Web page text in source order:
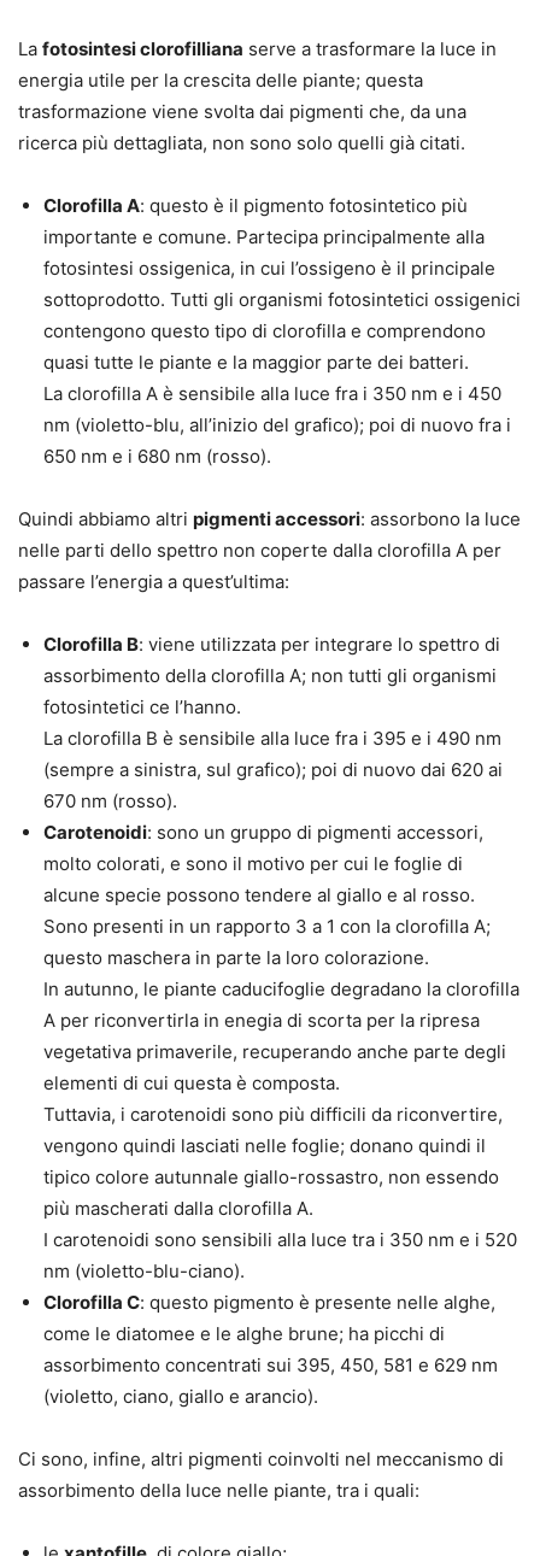
La fotosintesi clorofilliana serve a trasformare la luce in
energia utile per la crescita delle piante; questa
trasformazione viene svolta dai pigmenti che, da una
ricerca più dettagliata, non sono solo quelli già citati.
Clorofilla A: questo è il pigmento fotosintetico più
importante e comune. Partecipa principalmente alla
fotosintesi ossigenica, in cui l’ossigeno è il principale
sottoprodotto. Tutti gli organismi fotosintetici ossigenici
contengono questo tipo di clorofilla e comprendono
quasi tutte le piante e la maggior parte dei batteri.
La clorofilla A è sensibile alla luce fra i 350 nm e i 450
nm (violetto-blu, all’inizio del grafico); poi di nuovo fra i
650 nm e i 680 nm (rosso).
Quindi abbiamo altri pigmenti accessori: assorbono la luce
nelle parti dello spettro non coperte dalla clorofilla A per
passare l’energia a quest’ultima:
Clorofilla B: viene utilizzata per integrare lo spettro di
assorbimento della clorofilla A; non tutti gli organismi
fotosintetici ce l’hanno.
La clorofilla B è sensibile alla luce fra i 395 e i 490 nm
(sempre a sinistra, sul grafico); poi di nuovo dai 620 ai
670 nm (rosso).
Carotenoidi: sono un gruppo di pigmenti accessori,
molto colorati, e sono il motivo per cui le foglie di
alcune specie possono tendere al giallo e al rosso.
Sono presenti in un rapporto 3 a 1 con la clorofilla A;
questo maschera in parte la loro colorazione.
In autunno, le piante caducifoglie degradano la clorofilla
A per riconvertirla in enegia di scorta per la ripresa
vegetativa primaverile, recuperando anche parte degli
elementi di cui questa è composta.
Tuttavia, i carotenoidi sono più difficili da riconvertire,
vengono quindi lasciati nelle foglie; donano quindi il
tipico colore autunnale giallo-rossastro, non essendo
più mascherati dalla clorofilla A.
I carotenoidi sono sensibili alla luce tra i 350 nm e i 520
nm (violetto-blu-ciano).
Clorofilla C: questo pigmento è presente nelle alghe,
come le diatomee e le alghe brune; ha picchi di
assorbimento concentrati sui 395, 450, 581 e 629 nm
(violetto, ciano, giallo e arancio).
Ci sono, infine, altri pigmenti coinvolti nel meccanismo di
assorbimento della luce nelle piante, tra i quali: